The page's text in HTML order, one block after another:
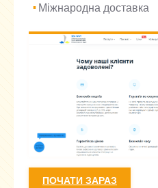
Міжнародна доставка
ПОЧАТИ ЗАРАЗ